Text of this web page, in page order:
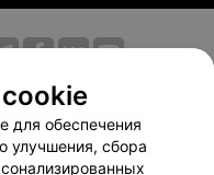
Размещение рекламы
договор
Способы оплаты
для обеспечения
улучшения, сбора